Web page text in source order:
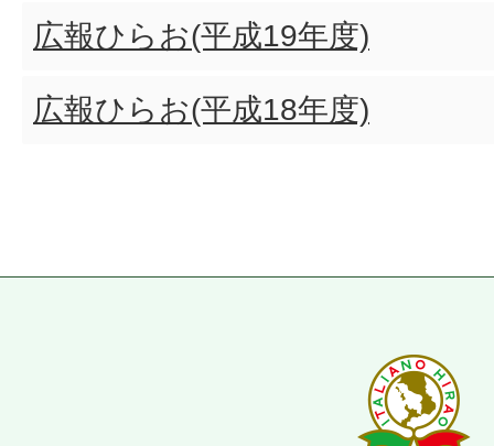
広報ひらお(平成19年度)
広報ひらお(平成18年度)